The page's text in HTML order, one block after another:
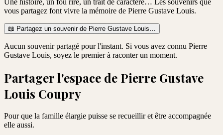
Une histoire, un fou rire, un trait de caractère… Les souvenirs que
vous partagez font vivre la mémoire de Pierre Gustave Louis.
📖 Partagez un souvenir de Pierre Gustave Louis…
Aucun souvenir partagé pour l'instant. Si vous avez connu Pierre
Gustave Louis, soyez le premier à raconter un moment.
Partager l'espace de Pierre Gustave
Louis Coupry
Pour que la famille élargie puisse se recueillir et être accompagnée
elle aussi.